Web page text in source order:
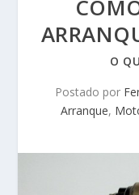
O
Postado por
Arranque,